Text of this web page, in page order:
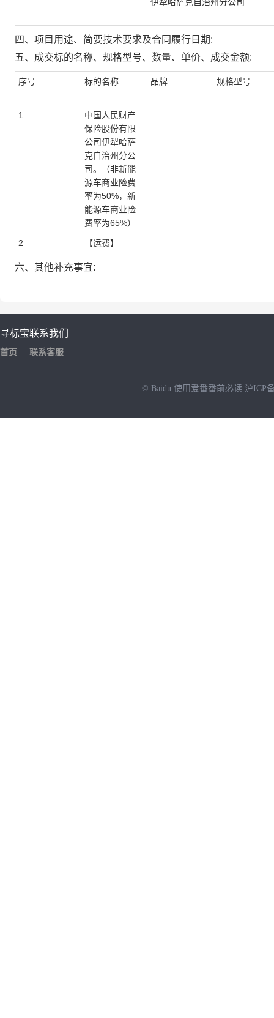
四、项目用途、简要技术要求及合同履行日期:
五、成交标的名称、规格型号、数量、单价、成交金额:
序号 标的名称 品牌 规格型号
1
中国人民财产
保险股份有限
公司伊犁哈萨
克自治州分公
司。（非新能
源车商业险费
率为50%，新
能源车商业险
费率为65%）
2 【运费】
六、其他补充事宜:
寻标宝
首页
联系我们
联系客服
© Baidu 使用爱番番前必读 沪ICP